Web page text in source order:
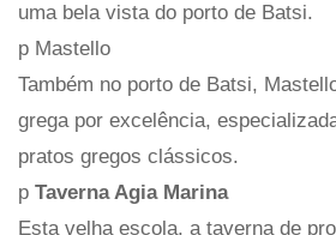
uma bela vista do porto de Batsi.
p Mastello
Também no porto de Batsi,
grega por excelência,
pratos gregos clássicos.
p Taverna Agia Marina
Esta velha escola, a taverna de